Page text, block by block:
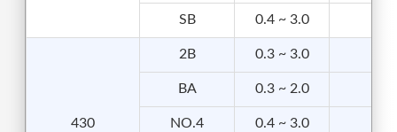
SB 0.4 ~ 3.0
430
2B 0.3 ~ 3.0
BA 0.3 ~ 2.0
NO.4 0.4 ~ 3.0